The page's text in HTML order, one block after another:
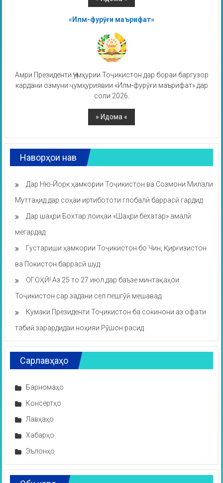
«Илм-фурӯғи маърифат»
Амри Президенти Ҷумҳурии Тоҷикистон дар бораи баргузор
кардани озмуни ҷумҳуриявии «Илм-фурӯғи маърифат» дар
соли 2026.
Наворҳои нав
Дар Ню-Йорк ҳамкории Тоҷикистон ва Созмони Милали
Муттаҳид дар соҳаи иртибототи глобалӣ баррасӣ гардид
Дар шаҳри Бохтар лоиҳаи «Шаҳри бехатар» амалӣ
мегардад
Густариши ҳамкории Тоҷикистон бо Чин, Қирғизистон
ва Покистон баррасӣ шуд
ОГОҲӢ! Аз 25 то 27 июл дар баъзе минтақаҳои
Тоҷикистон сар задани сел пешгӯӣ мешавад
Кумаки Президенти Тоҷикистон ба сокинони аз офати
табиӣ зарардидаи ноҳияи Рӯшон расид
Сарлавҳаҳо
Барномаҳо
Консертҳо
Лавҳаҳо
Хабарҳо
Эълонҳо